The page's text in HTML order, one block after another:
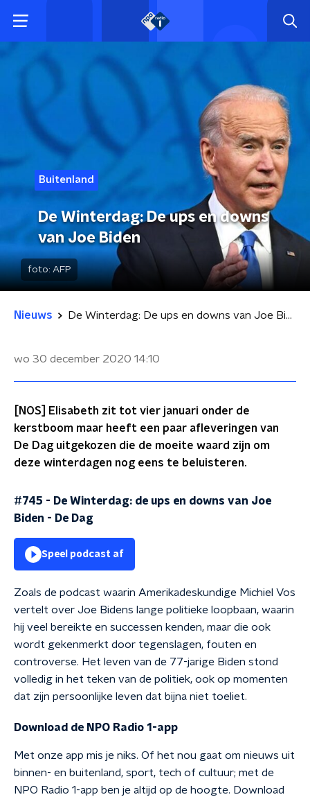
Buitenland
De Winterdag: De ups en downs
van Joe Biden
foto: AFP
Nieuws De Winterdag: De ups en downs van Joe Biden
wo 30 december 2020 14:10
[NOS] Elisabeth zit tot vier januari onder de
kerstboom maar heeft een paar afleveringen van
De Dag uitgekozen die de moeite waard zijn om
deze winterdagen nog eens te beluisteren.
#745 - De Winterdag: de ups en downs van Joe
Biden - De Dag
Speel podcast af
Zoals de podcast waarin Amerikadeskundige Michiel Vos
vertelt over Joe Bidens lange politieke loopbaan, waarin
hij veel bereikte en successen kenden, maar die ook
wordt gekenmerkt door tegenslagen, fouten en
controverse. Het leven van de 77-jarige Biden stond
volledig in het teken van de politiek, ook op momenten
dat zijn persoonlijke leven dat bijna niet toeliet.
Download de NPO Radio 1-app
Met onze app mis je niks. Of het nou gaat om nieuws uit
binnen- en buitenland, sport, tech of cultuur; met de
NPO Radio 1-app ben je altijd op de hoogte. Download